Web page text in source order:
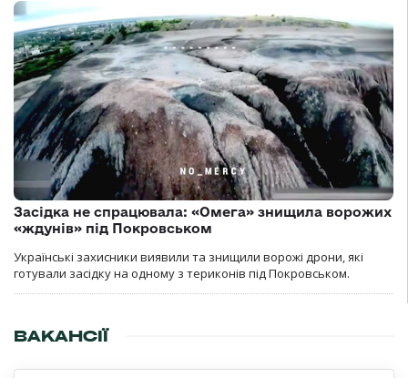
Засідка не спрацювала: «Омега» знищила ворожих
«ждунів» під Покровськом
Українські захисники виявили та знищили ворожі дрони, які
готували засідку на одному з териконів під Покровськом.
ВАКАНСІЇ